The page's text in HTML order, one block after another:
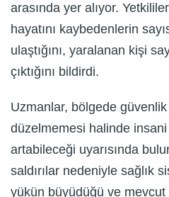
arasında yer alıyor.
hayatını kaybedenlerin
ulaştığını, yaralanan kişi
çıktığını bildirdi.
Uzmanlar, bölgede güvenlik
düzelmemesi halinde insani
artabileceği uyarısında
saldırılar nedeniyle sağlık
yükün büyüdüğü ve